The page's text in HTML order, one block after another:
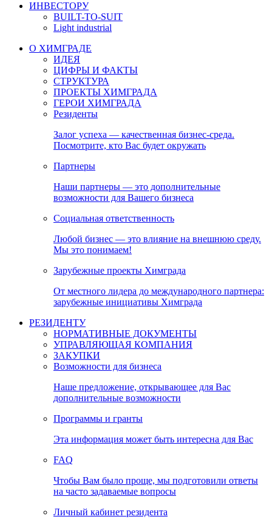
ИНВЕСТОРУ
BUILT-TO-SUIT
Light industrial
О ХИМГРАДЕ
ИДЕЯ
ЦИФРЫ И ФАКТЫ
СТРУКТУРА
ПРОЕКТЫ ХИМГРАДА
ГЕРОИ ХИМГРАДА
Резиденты
Залог успеха — качественная бизнес-среда.
Посмотрите, кто Вас будет окружать
Партнеры
Наши партнеры — это дополнительные
возможности для Вашего бизнеса
Социальная ответственность
Любой бизнес — это влияние на внешнюю среду.
Мы это понимаем!
Зарубежные проекты Химграда
От местного лидера до международного партнера:
зарубежные инициативы Химграда
РЕЗИДЕНТУ
НОРМАТИВНЫЕ ДОКУМЕНТЫ
УПРАВЛЯЮЩАЯ КОМПАНИЯ
ЗАКУПКИ
Возможности для бизнеса
Наше предложение, открывающее для Вас
дополнительные возможности
Программы и гранты
Эта информация может быть интересна для Вас
FAQ
Чтобы Вам было проще, мы подготовили ответы
на часто задаваемые вопросы
Личный кабинет резидента